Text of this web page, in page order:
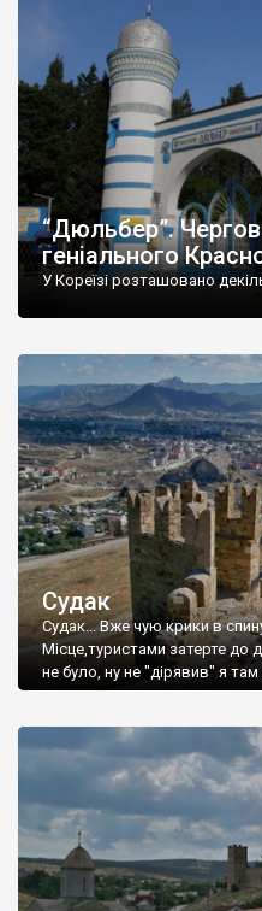
“Дюльбер”.
геніального
У Кореїзі розташовано
Судак
Судак... Вже чую крики в
Місце,туристами затерте
не було, ну не "дірявив" я там